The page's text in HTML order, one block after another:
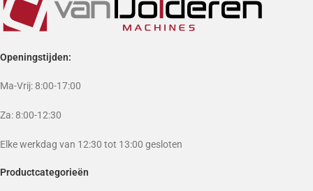
Openingstijden:
Ma-Vrij: 8:00-17:00
Za: 8:00-12:30
Elke werkdag van 12:30 tot 13:00 gesloten
Productcategorieën